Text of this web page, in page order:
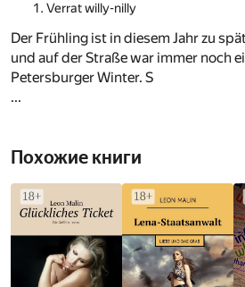
Verrat willy-nilly
Der Frühling ist in diesem Jahr zu
und auf der Straße war immer noch
Petersburger Winter. S
...
Похожие книги